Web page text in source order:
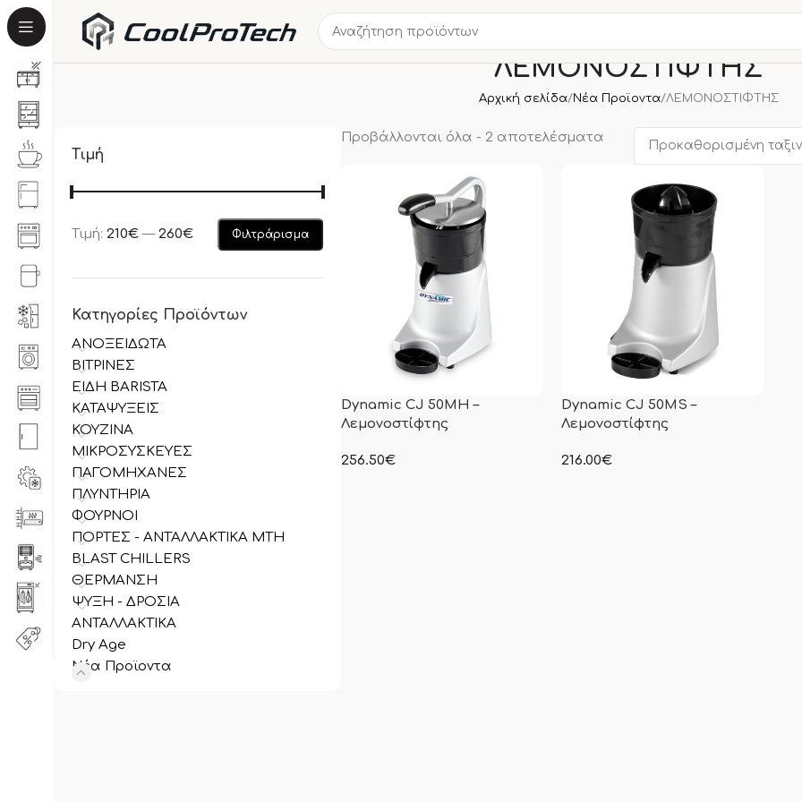
ΛΕΜΟΝΟΣΤΙΦΤΗΣ
Αρχική σελίδα Νέα Προϊοντα ΛΕΜΟΝΟΣΤΙΦΤΗΣ
Τιμή
Φιλτράρισμα
Τιμή: 210€—260€
Κατηγορίες Προϊόντων
ΑΝΟΞΕΙΔΩΤΑ
ΒΙΤΡΙΝΕΣ
ΕΙΔΗ BARISTA
ΚΑΤΑΨΥΞΕΙΣ
ΚΟΥΖΙΝΑ
ΜΙΚΡΟΣΥΣΚΕΥΕΣ
ΠΑΓΟΜΗΧΑΝΕΣ
ΠΛΥΝΤΗΡΙΑ
ΦΟΥΡΝΟΙ
ΠΟΡΤΕΣ - ΑΝΤΑΛΛΑΚΤΙΚΑ MTH
BLAST CHILLERS
ΘΕΡΜΑΝΣΗ
ΨΥΞΗ - ΔΡΟΣΙΑ
ΑΝΤΑΛΛΑΚΤΙΚΑ
Dry Age
Νέα Προϊοντα
Προβάλλονται όλα - 2 αποτελέσματα
Dynamic CJ 50MH –
Λεμονοστίφτης
256.50€
Dynamic CJ 50MS –
Λεμονοστίφτης
216.00€